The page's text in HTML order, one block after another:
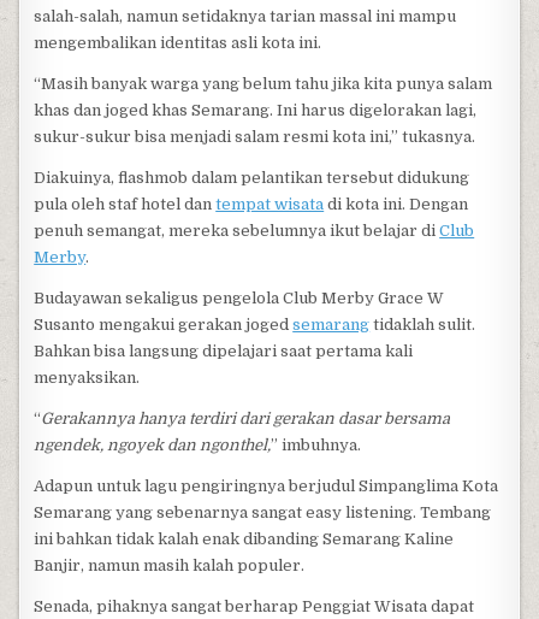
salah-salah, namun setidaknya tarian massal ini mampu
mengembalikan identitas asli kota ini.
“Masih banyak warga yang belum tahu jika kita punya salam
khas dan joged khas Semarang. Ini harus digelorakan lagi,
sukur-sukur bisa menjadi salam resmi kota ini,” tukasnya.
Diakuinya, flashmob dalam pelantikan tersebut didukung
pula oleh staf hotel dantempat wisata di kota ini. Dengan
penuh semangat, mereka sebelumnya ikut belajar diClub
Merby.
Budayawan sekaligus pengelola Club Merby Grace W
Susanto mengakui gerakan jogedsemarang tidaklah sulit.
Bahkan bisa langsung dipelajari saat pertama kali
menyaksikan.
“Gerakannya hanya terdiri dari gerakan dasar bersama
ngendek, ngoyek dan ngonthel,” imbuhnya.
Adapun untuk lagu pengiringnya berjudul Simpanglima Kota
Semarang yang sebenarnya sangat easy listening. Tembang
ini bahkan tidak kalah enak dibanding Semarang Kaline
Banjir, namun masih kalah populer.
Senada, pihaknya sangat berharap Penggiat Wisata dapat